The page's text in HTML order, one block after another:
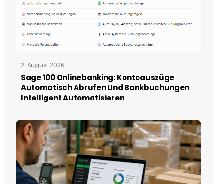
2. August 2026
Sage 100 Onlinebanking: Kontoauszüge
Automatisch Abrufen Und Bankbuchungen
Intelligent Automatisieren